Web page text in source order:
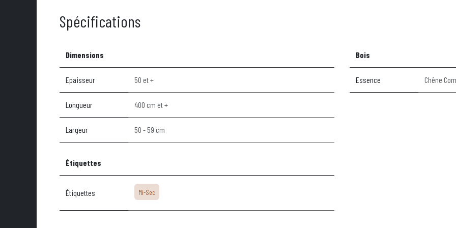
Spécifications
Dimensions
Epaisseur 50 et +
Longueur 400 cm et +
Largeur 50 - 59 cm
Bois
Essence Chêne
Étiquettes
Étiquettes Mi-Sec